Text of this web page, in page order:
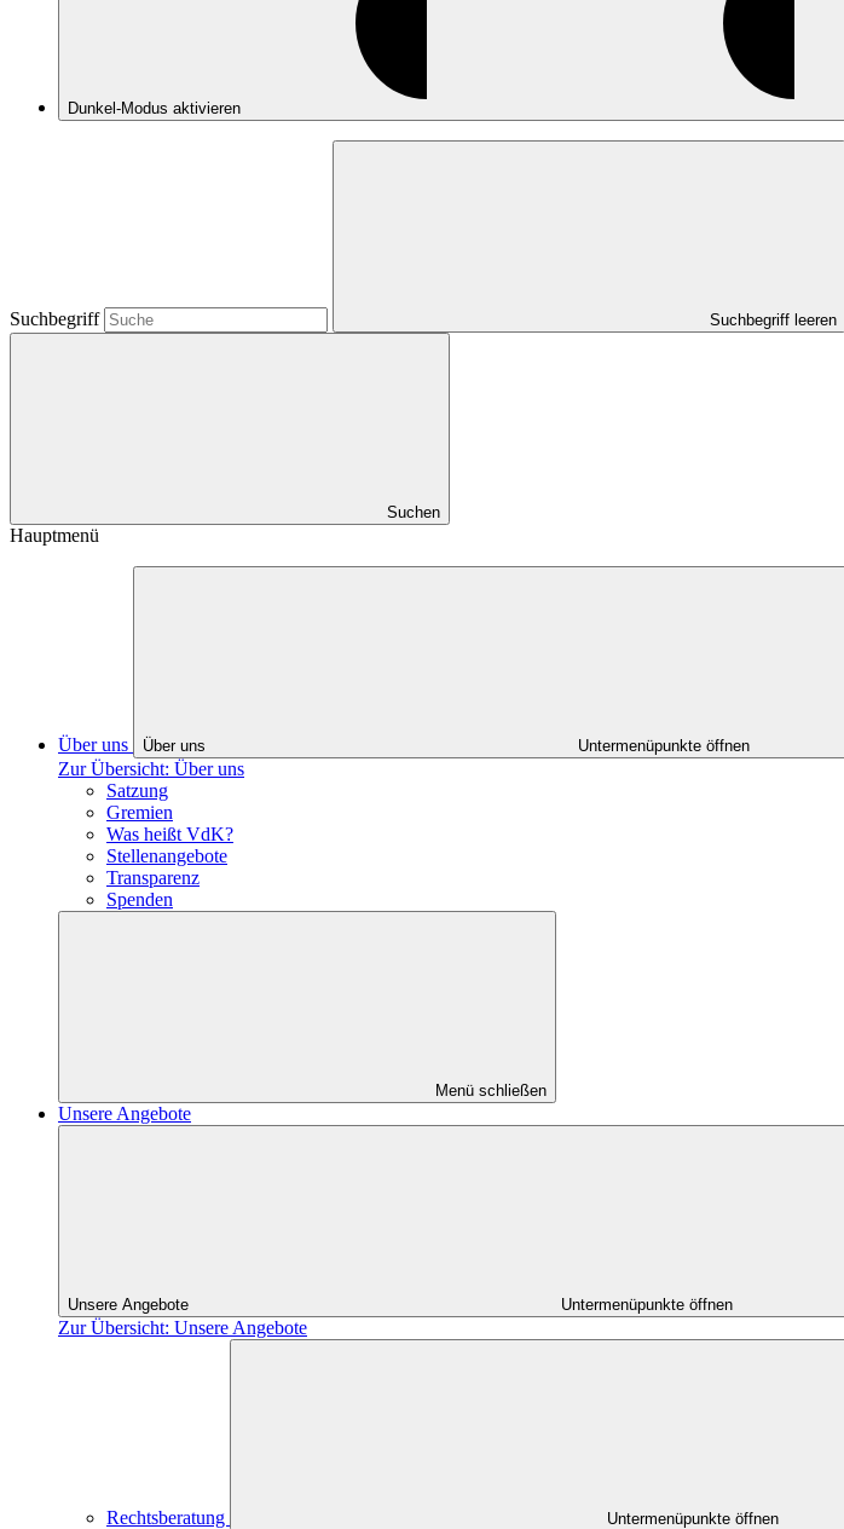
Dunkel-Modus aktivieren
Suchbegriff Suchbegriff leeren
Suchen
Hauptmenü
Über uns Über uns Untermenüpunkte öffnen
Zur Übersicht: Über uns
Satzung
Gremien
Was heißt VdK?
Stellenangebote
Transparenz
Spenden
Menü schließen
Unsere Angebote
Unsere Angebote Untermenüpunkte öffnen
Zur Übersicht: Unsere Angebote
Rechtsberatung Untermenüpunkte öffnen